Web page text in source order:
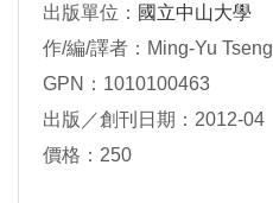
出版單位： 國立中山大學
作/編/譯者：Ming-Yu Tseng
GPN：1010100463
出版／創刊日期：2012-04
價格：250